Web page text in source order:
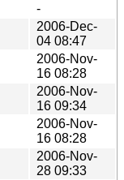
-
2006-Dec-
04 08:47
2006-Nov-
16 08:28
2006-Nov-
16 09:34
2006-Nov-
16 08:28
2006-Nov-
28 09:33